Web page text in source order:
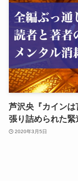
芦沢央『カイン
張り詰められた
2020年3月5日